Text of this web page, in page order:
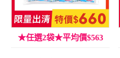
★任選2袋★平均價$563